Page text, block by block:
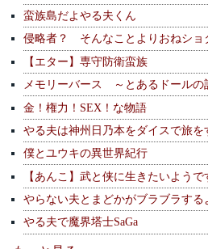
蛮族島だよやる夫くん
侵略者？ そんなことよりおねショ
【エター】専守防衛蛮族
メモリーバース ～とあるドールの
金！権力！SEX！な物語
やる夫は神州日乃本をダイスで旅を
僕とユウキの異世界紀行
【あんこ】武と侠に生きたいようで
やらない夫とまどかがブラブラする
やる夫で魔界塔士SaGa